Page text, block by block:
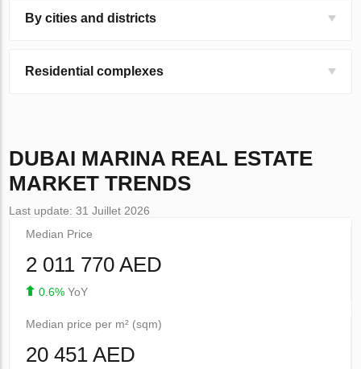
By cities and districts
Residential complexes
DUBAI MARINA REAL ESTATE
MARKET TRENDS
Last update: 31 Juillet 2026
Median Price
2 011 770 AED
0.6% YoY
Median price per m² (sqm)
20 451 AED